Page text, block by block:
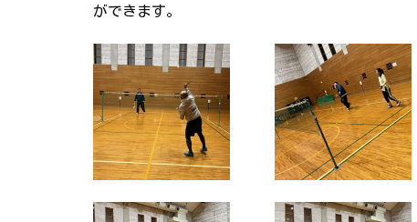
ができます。